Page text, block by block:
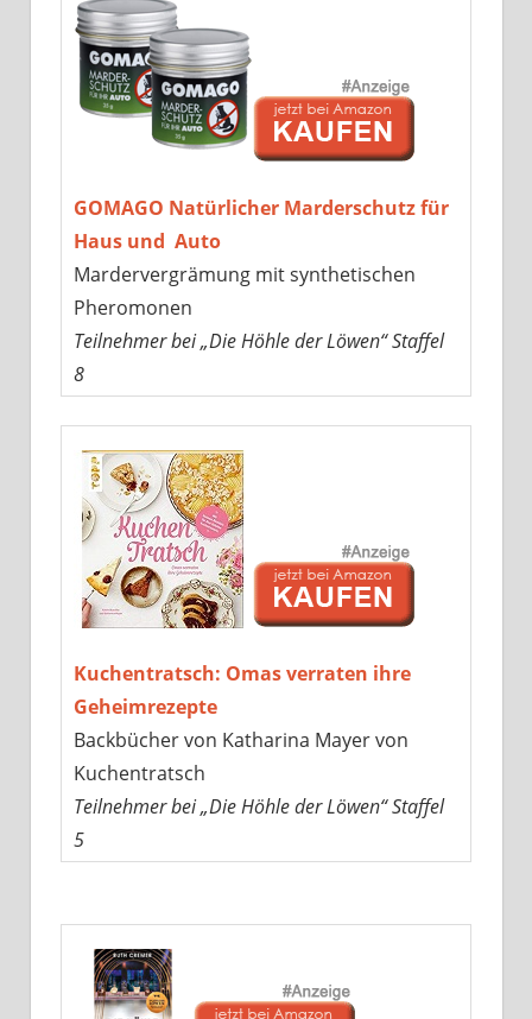
GOMAGO Natürlicher Marderschutz für
Haus und Auto
Mardervergrämung mit synthetischen
Pheromonen
Teilnehmer bei „Die Höhle der Löwen“ Staffel
8
Kuchentratsch: Omas verraten ihre
Geheimrezepte
Backbücher von Katharina Mayer von
Kuchentratsch
Teilnehmer bei „Die Höhle der Löwen“ Staffel
5